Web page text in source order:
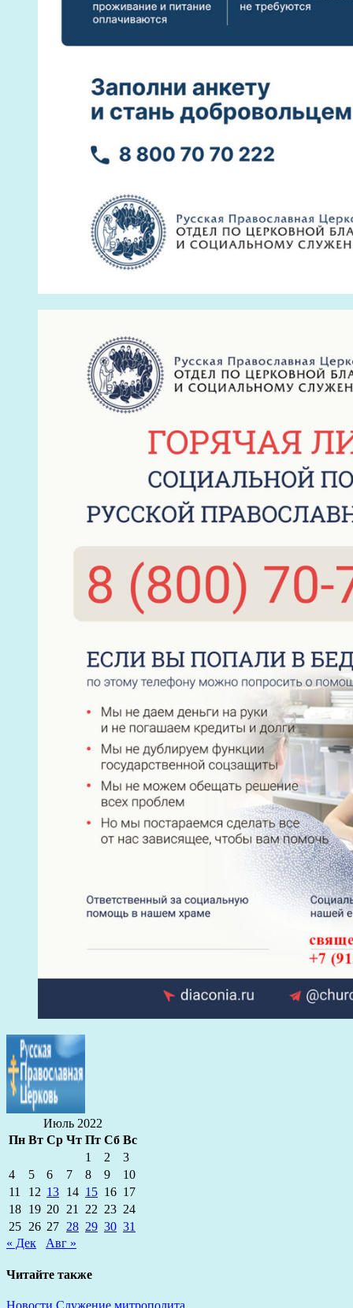
Июль 2022
Пн Вт Ср Чт Пт Сб Вс
1
2
3
4
5 6 7 8 9
10
11
12 13 14 15 16 17
18 19 20 21 22 23 24
25 26 27 28 29 30 31
« Дек
Авг »
Читайте также
Новости Служение митрополита